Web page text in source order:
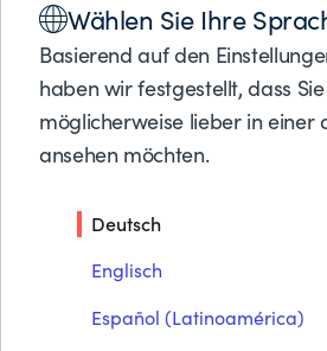
Wählen Sie Ihre
Basierend auf den
haben wir festgestellt, dass
möglicherweise lieber in einer
ansehen möchten.
Deutsch
Englisch
Español (Latinoamérica)
ANALYSTENFORSCHUNG
Die strategische
DataOps und
Technologien
PDF herunterladen